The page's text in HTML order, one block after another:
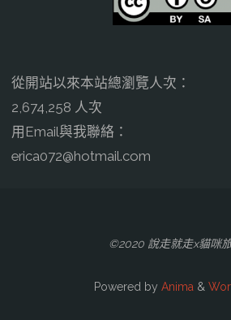
從開站以來本站總瀏覽人次：
2,674,258 人次
用Email與我聯絡：
erica072@hotmail.com
©2020 說走就走x貓咪
Powered by Anima &